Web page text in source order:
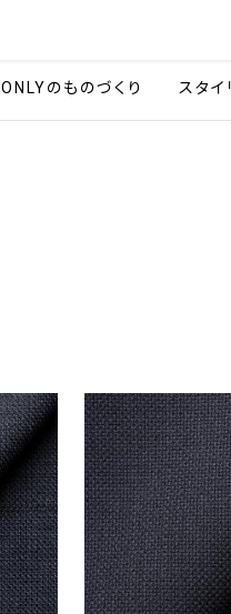
ONLYのものづくり スタイ